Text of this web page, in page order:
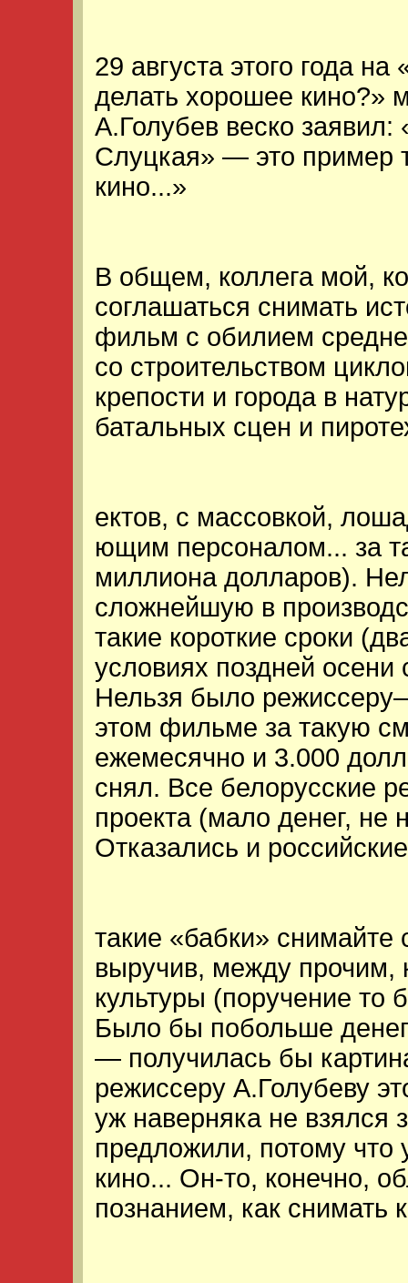
29 августа этого года
делать хорошее кино?»
А.Голубев веско
Слуцкая» — это пример
кино...»
В общем, коллега мой,
соглашаться снимать
фильм с обилием
со строительством
крепости и города в
батальных сцен и
ектов, с массовкой,
ющим персоналом... за
миллиона долларов).
сложнейшую в
такие короткие сроки
условиях поздней
Нельзя было
этом фильме за такую
ежемесячно и 3.000
снял. Все белорусские
проекта (мало денег, не
Отказались и
такие «бабки» снимайте
выручив, между прочим,
культуры (поручение то
Было бы побольше
— получилась бы
режиссеру А.Голубеву
уж наверняка не взялся
предложили, потому что
кино... Он-то, конечно,
познанием, как снимать